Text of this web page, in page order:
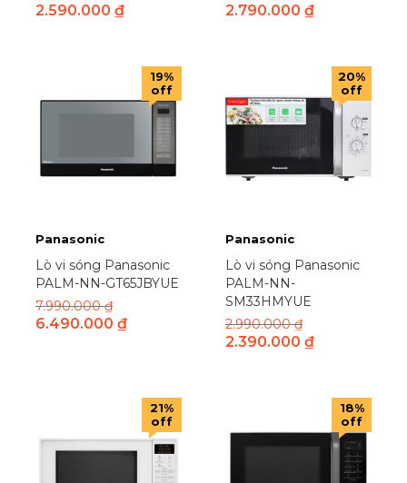
2.590.000 ₫ 2.790.000 ₫
19%
off
Panasonic
Lò vi sóng Panasonic
PALM-NN-GT65JBYUE
7.990.000₫
6.490.000 ₫
20%
off
Panasonic
Lò vi sóng Panasonic
PALM-NN-
SM33HMYUE
2.990.000₫
2.390.000 ₫
21%
off
18%
off